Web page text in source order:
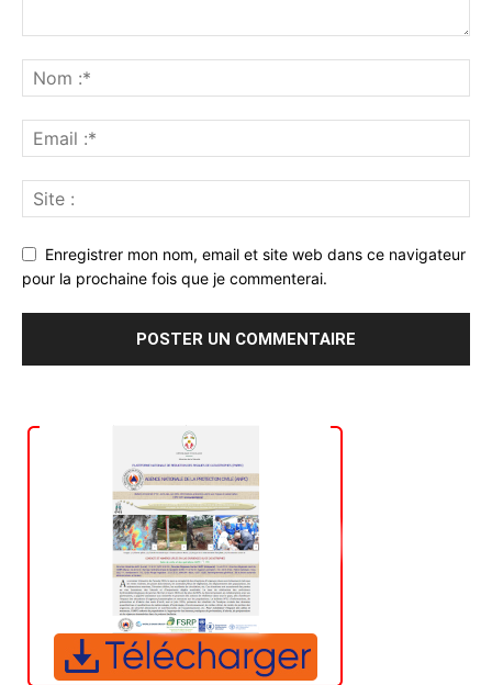
Enregistrer mon nom, email et site web dans ce navigateur
pour la prochaine fois que je commenterai.